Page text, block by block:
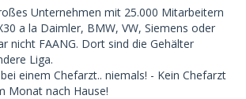
Punkt klingt für mich wirklich seltsam.
welche Berufe in Deutschland zu
Einkommen von über 4.000 führen
auch für zusätzliche Kosten aufkommen,
hinaus). Das Gehalt eines erfahrenen
etwa 6.000 pro Monat nach Steuern.
Unternehmen mit 25.000 Mitarbeitern
a la Daimler, BMW, VW, Siemens oder
nicht FAANG. Dort sind die Gehälter
Liga.
einem Chefarzt.. niemals! - Kein Chefarzt
Monat nach Hause!